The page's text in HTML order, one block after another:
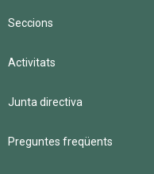
Seccions
Activitats
Junta directiva
Preguntes freqüents